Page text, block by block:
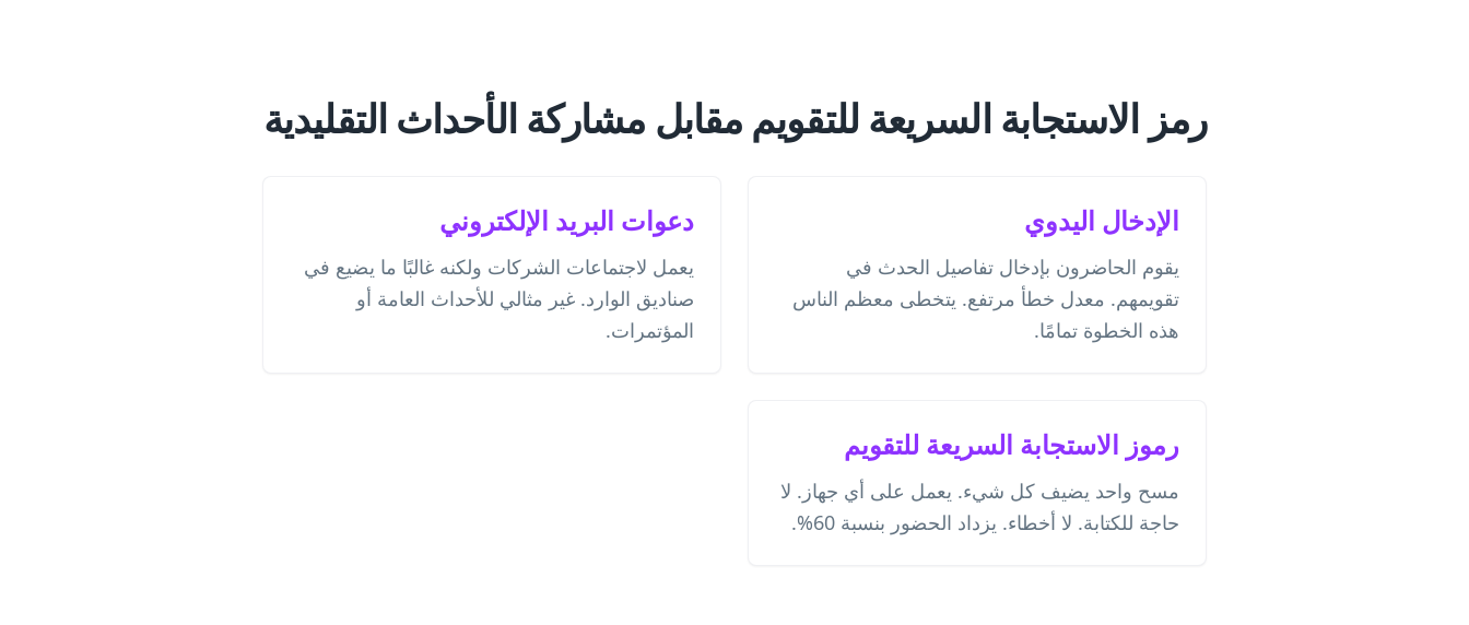
رمز الاستجابة السريعة للتقويم مقابل مشاركة الأحداث التقليدية
الإدخال اليدوي
يقوم الحاضرون بإدخال تفاصيل الحدث في
تقويمهم. معدل خطأ مرتفع. يتخطى معظم الناس
هذه الخطوة تمامًا.
دعوات البريد الإلكتروني
يعمل لاجتماعات الشركات ولكنه غالبًا ما يضيع في
صناديق الوارد. غير مثالي للأحداث العامة أو
المؤتمرات.
رموز الاستجابة السريعة للتقويم
مسح واحد يضيف كل شيء. يعمل على أي جهاز. لا
حاجة للكتابة. لا أخطاء. يزداد الحضور بنسبة 60%.